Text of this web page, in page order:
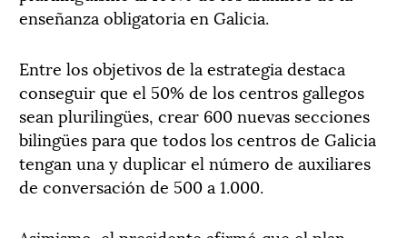
enseñanza obligatoria en Galicia.
Entre los objetivos de la estrategia destaca
conseguir que el 50% de los centros gallegos
sean plurilingües, crear 600 nuevas secciones
bilingües para que todos los centros de Galicia
tengan una y duplicar el número de auxiliares
de conversación de 500 a 1.000.